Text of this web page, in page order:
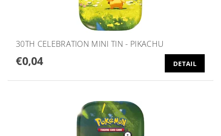
30TH CELEBRATION MINI TIN - PIKACHU
€0,04 DETAIL